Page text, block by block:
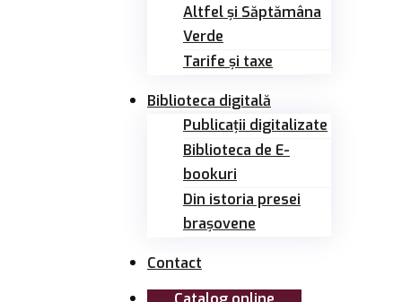
Altfel și Săptămâna
Verde
Tarife și taxe
Biblioteca digitală
Publicații digitalizate
Biblioteca de E-
bookuri
Din istoria presei
brașovene
Contact